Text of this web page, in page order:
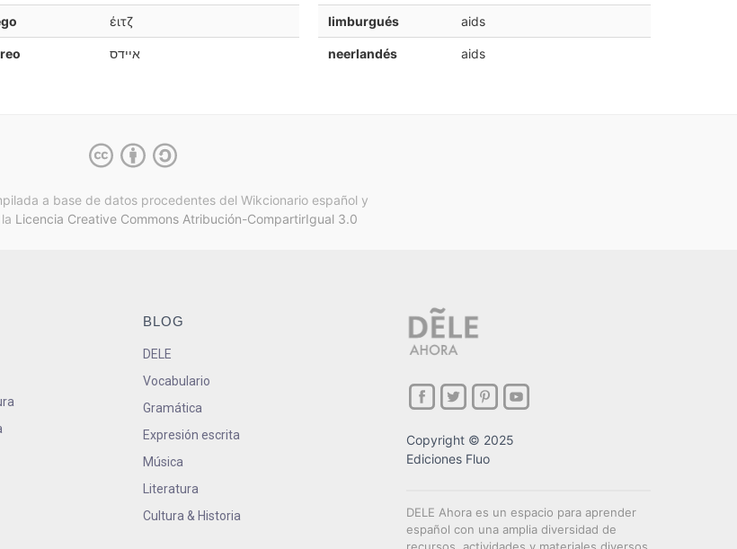
έιτζ
איידס
limburgués aids
neerlandés aids
a base de datos procedentes del Wikcionario español y
Licencia Creative Commons Atribución-CompartirIgual 3.0
BLOG
DELE
Vocabulario
Gramática
Expresión escrita
Música
Literatura
Cultura & Historia
Copyright © 2025
Ediciones Fluo
DELE Ahora es un espacio para aprender
español con una amplia diversidad de